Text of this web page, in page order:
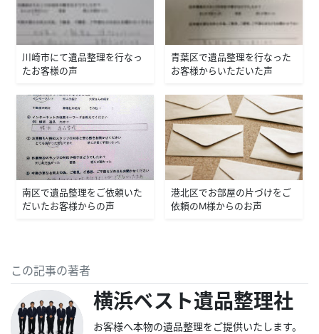
川崎市にて遺品整理を行なっ
たお客様の声
青葉区で遺品整理を行なった
お客様からいただいた声
南区で遺品整理をご依頼いた
だいたお客様からの声
港北区でお部屋の片づけをご
依頼のM様からのお声
この記事の著者
横浜ベスト遺品整理社
お客様へ本物の遺品整理をご提供いたします。